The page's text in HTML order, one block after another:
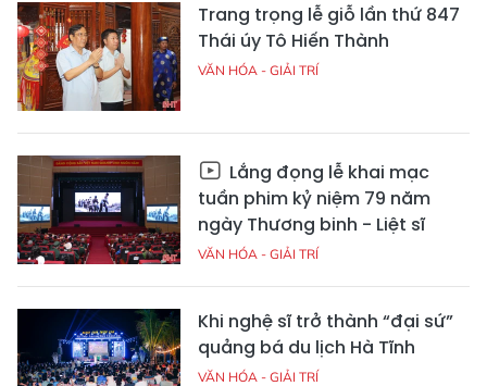
Trang trọng lễ giỗ lần thứ 847
Thái úy Tô Hiến Thành
VĂN HÓA - GIẢI TRÍ
Lắng đọng lễ khai mạc
tuần phim kỷ niệm 79 năm
ngày Thương binh - Liệt sĩ
VĂN HÓA - GIẢI TRÍ
Khi nghệ sĩ trở thành “đại sứ”
quảng bá du lịch Hà Tĩnh
VĂN HÓA - GIẢI TRÍ